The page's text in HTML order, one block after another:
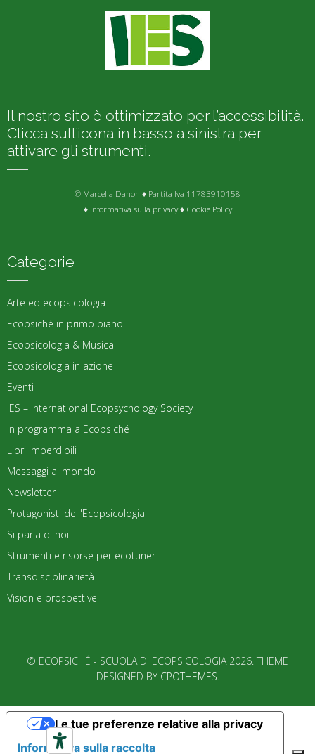
Il nostro sito è ottimizzato per l’accessibilità.
Clicca sull’icona in basso a sinistra per
attivare gli strumenti.
© Marcella Danon ♦ Partita Iva 11783910158
♦ Informativa sulla privacy♦ Cookie Policy
Categorie
Arte ed ecopsicologia
Ecopsiché in primo piano
Ecopsicologia & Musica
Ecopsicologia in azione
Eventi
IES – International Ecopsychology Society
In programma a Ecopsiché
Libri imperdibili
Messaggi al mondo
Newsletter
Protagonisti dell'Ecopsicologia
Si parla di noi!
Strumenti e risorse per ecotuner
Transdisciplinarietà
Vision e prospettive
© ECOPSICHÉ - SCUOLA DI ECOPSICOLOGIA 2026. THEME
DESIGNED BY CPOTHEMES.
Informativa sulla raccolta
Le tue preferenze relative alla privacy